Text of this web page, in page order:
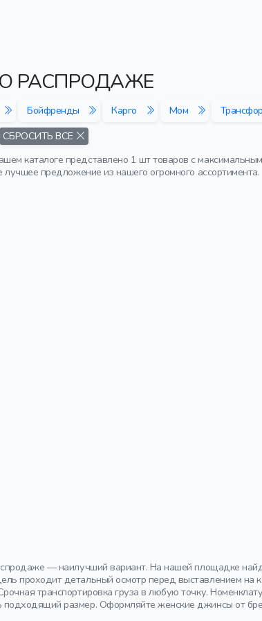
РАСПРОДАЖЕ
Бойфренды Карго Мом
СБРОСИТЬ ВСЕ
каталоге представлено 1 шт товаров с
предложение из нашего огромного ассортимента.
— наилучший вариант. На нашей площадке
проходит детальный осмотр перед выставлением на
транспортировка груза в любую точку.
подходящий размер. Оформляйте женские джинсы от